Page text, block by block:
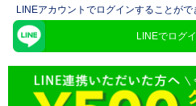
LINEアカウントでログインすることがで
LINEでログ